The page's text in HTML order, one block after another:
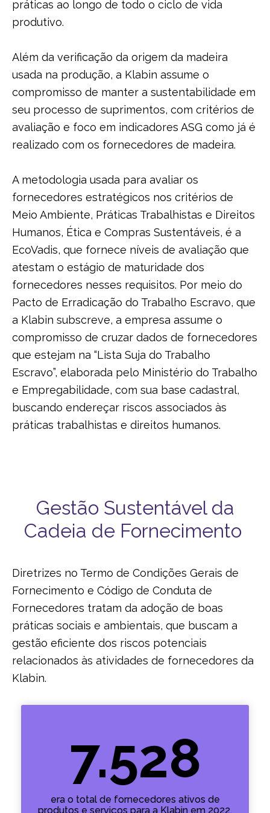
práticas ao longo de todo o ciclo de vida
produtivo.
Além da verificação da origem da madeira
usada na produção, a Klabin assume o
compromisso de manter a sustentabilidade em
seu processo de suprimentos, com critérios de
avaliação e foco em indicadores ASG como já é
realizado com os fornecedores de madeira.
A metodologia usada para avaliar os
fornecedores estratégicos nos critérios de
Meio Ambiente, Práticas Trabalhistas e Direitos
Humanos, Ética e Compras Sustentáveis, é a
EcoVadis, que fornece níveis de avaliação que
atestam o estágio de maturidade dos
fornecedores nesses requisitos. Por meio do
Pacto de Erradicação do Trabalho Escravo, que
a Klabin subscreve, a empresa assume o
compromisso de cruzar dados de fornecedores
que estejam na “Lista Suja do Trabalho
Escravo”, elaborada pelo Ministério do Trabalho
e Empregabilidade, com sua base cadastral,
buscando endereçar riscos associados às
práticas trabalhistas e direitos humanos.
Gestão Sustentável da
Cadeia de Fornecimento
Diretrizes no Termo de Condições Gerais de
Fornecimento e Código de Conduta de
Fornecedores tratam da adoção de boas
práticas sociais e ambientais, que buscam a
gestão eficiente dos riscos potenciais
relacionados às atividades de fornecedores da
Klabin.
7.528
era o total de fornecedores ativos de
produtos e serviços para a Klabin em 2022,